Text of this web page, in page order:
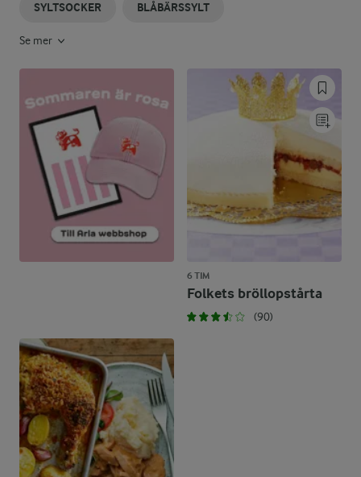
SYLTSOCKER BLÅBÄRSSYLT
Se mer
6 TIM
Folkets bröllopstårta
(90)